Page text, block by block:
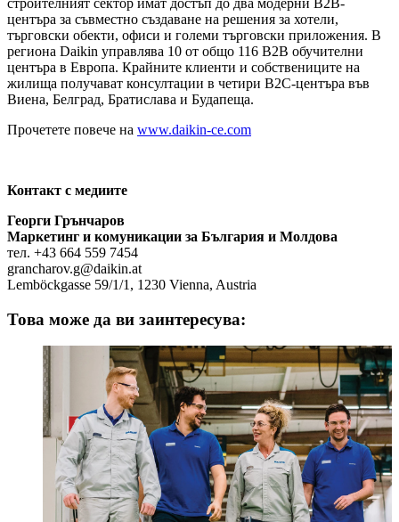
строителният сектор имат достъп до два модерни B2B-
центъра за съвместно създаване на решения за хотели,
търговски обекти, офиси и големи търговски приложения. В
региона Daikin управлява 10 от общо 116 B2B обучителни
центъра в Европа. Крайните клиенти и собствениците на
жилища получават консултации в четири B2C-центъра във
Виена, Белград, Братислава и Будапеща.
Прочетете повече на www.daikin-ce.com
Контакт с медиите
Георги Грънчаров
Маркетинг и комуникации за България и Молдова
тел. +43 664 559 7454
grancharov.g@daikin.at
Lemböckgasse 59/1/1, 1230 Vienna, Austria
Това може да ви заинтересува: